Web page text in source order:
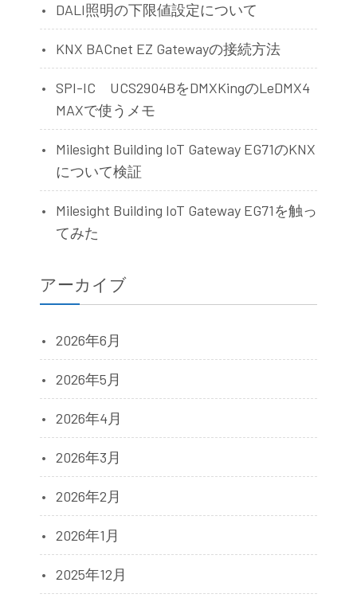
DALI照明の下限値設定について
KNX BACnet EZ Gatewayの接続方法
SPI-IC UCS2904BをDMXKingのLeDMX4
MAXで使うメモ
Milesight Building IoT Gateway EG71のKNX
について検証
Milesight Building IoT Gateway EG71を触っ
てみた
アーカイブ
2026年6月
2026年5月
2026年4月
2026年3月
2026年2月
2026年1月
2025年12月